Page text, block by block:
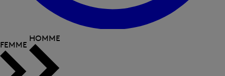
FEMME
HOMME